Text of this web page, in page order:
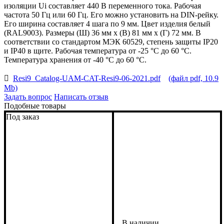
изоляции Ui составляет 440 В переменного тока. Рабочая
частота 50 Гц или 60 Гц. Его можно установить на DIN-рейку.
Его ширина составляет 4 шага по 9 мм. Цвет изделия белый
(RAL9003). Размеры (Ш) 36 мм х (В) 81 мм х (Г) 72 мм. В
соответствии со стандартом МЭК 60529, степень защиты IP20
и IP40 в щите. Рабочая температура от -25 °C до 60 °C.
Температура хранения от -40 °C до 60 °C.
Resi9_Catalog-UAM-CAT-Resi9-06-2021.pdf
(файл pdf, 10.9
Mb)
Задать вопрос Написать отзыв
Подобные товары
Под заказ